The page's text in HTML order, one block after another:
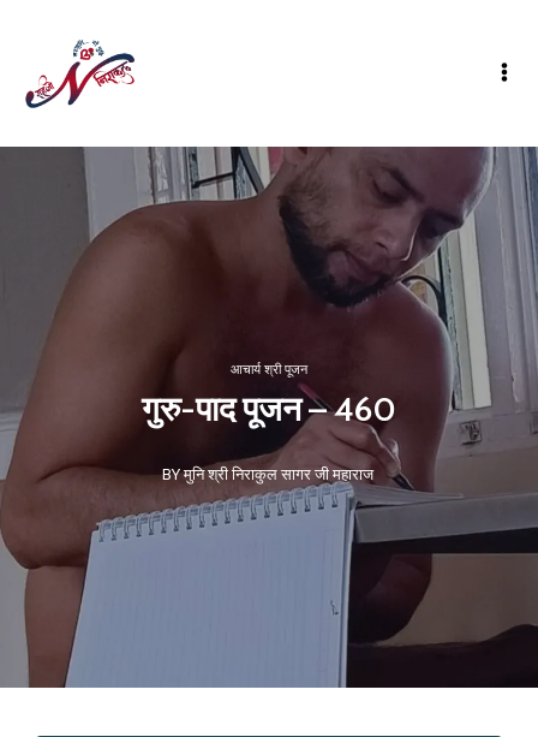
आचार्य श्री पूजन
गुरु-पाद पूजन – 460
BY मुनि श्री निराकुल सागर जी महाराज